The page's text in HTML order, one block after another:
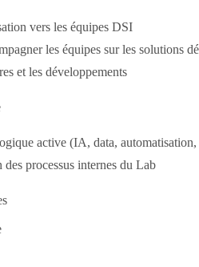
vers les équipes DSI
les équipes sur les solutions
et les développements
active (IA, data,
processus internes du Lab